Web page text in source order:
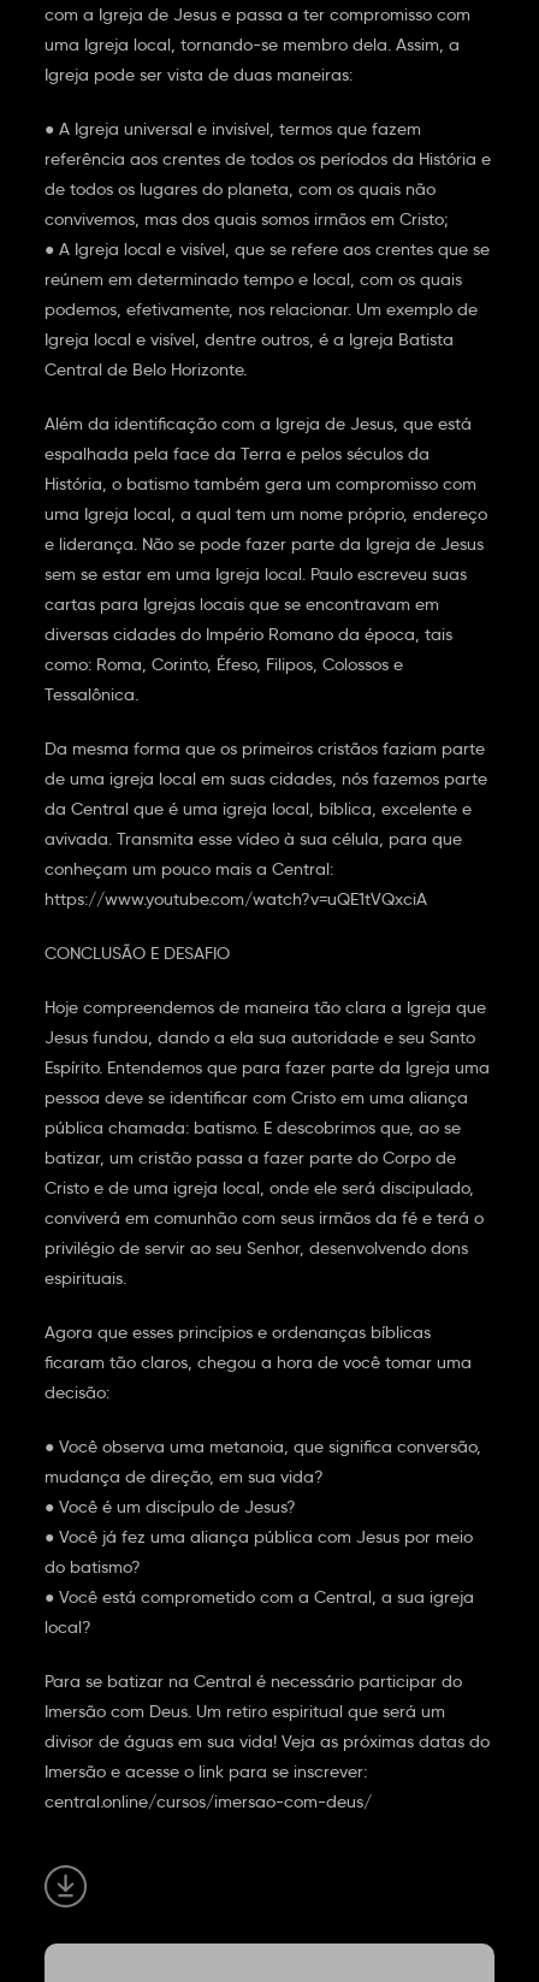
com a Igreja de Jesus e passa a ter compromisso com
uma Igreja local, tornando-se membro dela. Assim, a
Igreja pode ser vista de duas maneiras:
● A Igreja universal e invisível, termos que fazem
referência aos crentes de todos os períodos da História e
de todos os lugares do planeta, com os quais não
convivemos, mas dos quais somos irmãos em Cristo;
● A Igreja local e visível, que se refere aos crentes que se
reúnem em determinado tempo e local, com os quais
podemos, efetivamente, nos relacionar. Um exemplo de
Igreja local e visível, dentre outros, é a Igreja Batista
Central de Belo Horizonte.
Além da identificação com a Igreja de Jesus, que está
espalhada pela face da Terra e pelos séculos da
História, o batismo também gera um compromisso com
uma Igreja local, a qual tem um nome próprio, endereço
e liderança. Não se pode fazer parte da Igreja de Jesus
sem se estar em uma Igreja local. Paulo escreveu suas
cartas para Igrejas locais que se encontravam em
diversas cidades do Império Romano da época, tais
como: Roma, Corinto, Éfeso, Filipos, Colossos e
Tessalônica.
Da mesma forma que os primeiros cristãos faziam parte
de uma igreja local em suas cidades, nós fazemos parte
da Central que é uma igreja local, bíblica, excelente e
avivada. Transmita esse vídeo à sua célula, para que
conheçam um pouco mais a Central:
https://www.youtube.com/watch?v=uQE1tVQxciA
CONCLUSÃO E DESAFIO
Hoje compreendemos de maneira tão clara a Igreja que
Jesus fundou, dando a ela sua autoridade e seu Santo
Espírito. Entendemos que para fazer parte da Igreja uma
pessoa deve se identificar com Cristo em uma aliança
pública chamada: batismo. E descobrimos que, ao se
batizar, um cristão passa a fazer parte do Corpo de
Cristo e de uma igreja local, onde ele será discipulado,
conviverá em comunhão com seus irmãos da fé e terá o
privilégio de servir ao seu Senhor, desenvolvendo dons
espirituais.
Agora que esses princípios e ordenanças bíblicas
ficaram tão claros, chegou a hora de você tomar uma
decisão:
● Você observa uma metanoia, que significa conversão,
mudança de direção, em sua vida?
● Você é um discípulo de Jesus?
● Você já fez uma aliança pública com Jesus por meio
do batismo?
● Você está comprometido com a Central, a sua igreja
local?
Para se batizar na Central é necessário participar do
Imersão com Deus. Um retiro espiritual que será um
divisor de águas em sua vida! Veja as próximas datas do
Imersão e acesse o link para se inscrever:
central.online/cursos/imersao-com-deus/